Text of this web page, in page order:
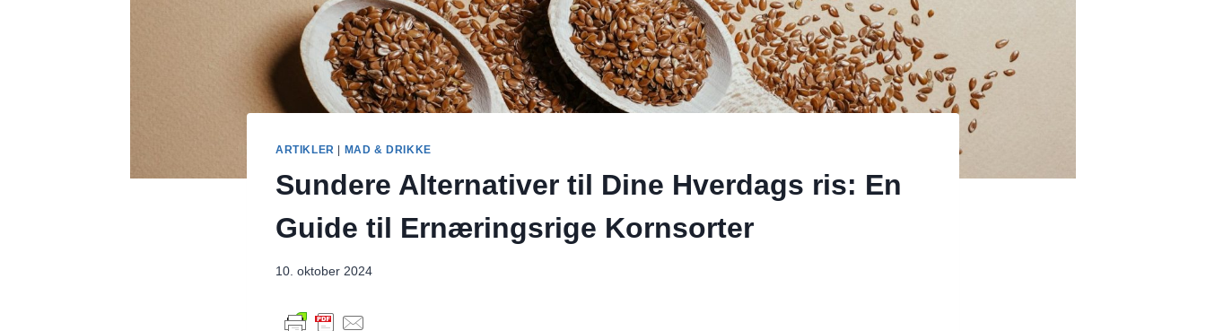
ARTIKLER | MAD & DRIKKE
Sundere Alternativer til Dine Hverdags ris: En
Guide til Ernæringsrige Kornsorter
10. oktober 2024